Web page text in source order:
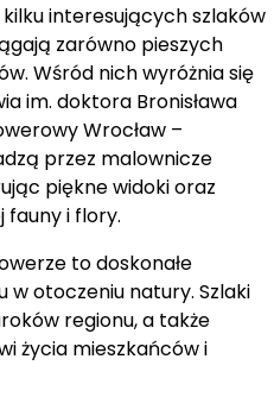
interesujących szlaków
zarówno pieszych
Wśród nich wyróżnia się
im. doktora Bronisława
Wrocław –
przez malownicze
piękne widoki oraz
fauny i flory.
to doskonałe
w otoczeniu natury. Szlaki
regionu, a także
życia mieszkańców i